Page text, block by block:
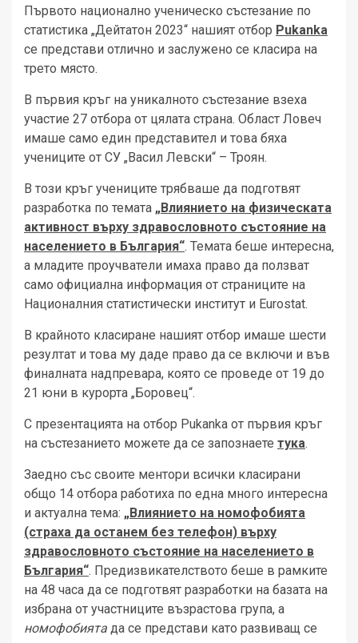
Първото национално ученическо състезание по
статистика „Дейтатон 2023“ нашият отбор Pukanka
се представи отлично и заслужено се класира на
трето място.
В първия кръг на уникалното състезание взеха
участие 27 отбора от цялата страна. Област Ловеч
имаше само един представител и това бяха
учениците от СУ „Васил Левски“ – Троян.
В този кръг учениците трябваше да подготвят
разработка по темата „Влиянието на физическата
активност върху здравословното състояние на
населението в България“. Темата беше интересна,
а младите проучватели имаха право да ползват
само официална информация от страниците на
Националния статистически институт и Eurostat.
В крайното класиране нашият отбор имаше шести
резултат и това му даде право да се включи и във
финалната надпревара, която се проведе от 19 до
21 юни в курорта „Боровец“.
С презентацията на отбор Pukanka от първия кръг
на състезанието можете да се запознаете тука.
Заедно със своите ментори всички класирани
общо 14 отбора работиха по една много интересна
и актуална тема: „Влиянието на номофобията
(страха да останем без телефон) върху
здравословното състояние на населението в
България“. Предизвикателството беше в рамките
на 48 часа да се подготвят разработки на базата на
избрана от участниците възрастова група, а
номофобията да се представи като развиващ се